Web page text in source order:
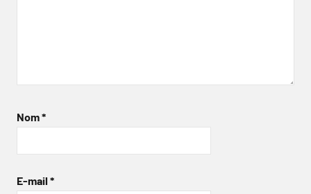
Nom*
E-mail *